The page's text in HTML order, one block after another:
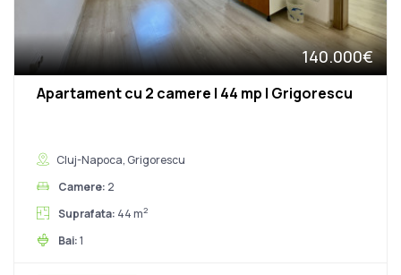
140.000€
Apartament cu 2 camere | 44 mp | Grigorescu
Cluj-Napoca, Grigorescu
Camere: 2
Suprafata: 44 m2
Bai:1